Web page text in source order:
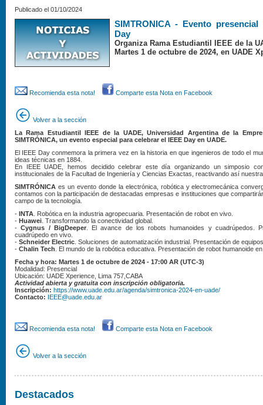
Publicado el 01/10/2024
SIMTRONICA - Evento
Day
Organiza Rama Estudiantil IEEE de la
Martes 1 de octubre de 2024, en UADE
Recomienda esta nota! Comparte esta Nota en Facebook
Volver a la sección
La Rama Estudiantil IEEE de la UADE, Universidad Argentina de la
SIMTRÓNICA, un evento especial para celebrar el IEEE Day en UADE.
El IEEE Day conmemora la primera vez en la historia en que ingenieros de todo el
ideas técnicas en 1884.
En IEEE UADE, hemos decidido celebrar este día organizando un simposio
institucionales de la Facultad de Ingeniería y Ciencias Exactas, reactivando así
SIMTRÓNICA es un evento donde la electrónica, robótica y electromecánica
contamos con la participación de destacadas empresas e instituciones que
campo de la tecnología.
- INTA . Robótica en la industria agropecuaria. Presentación de robot en vivo.
- Huawei . Transformando la conectividad global.
-Cygnus / BigDeeper. El avance de los robots humanoides y cuadrúpedos.
cuadrúpedo en vivo.
- Schneider Electric . Soluciones de automatización industrial. Presentación de
- Chalin Tech . El mundo de la robótica educativa. Presentación de robot humanoide
Fecha y hora: Martes 1 de octubre de 2024 - 17:00 AR (UTC-3)
Modalidad: Presencial
Ubicación: UADE Xperience, Lima 757,CABA
Actividad abierta y gratuita con inscripción obligatoria.
Inscripción: https://www.uade.edu.ar/agenda/simtronica-2024-en-uade/
Contacto: IEEE@uade.edu.ar
Recomienda esta nota! Comparte esta Nota en Facebook
Volver a la sección
Destacados